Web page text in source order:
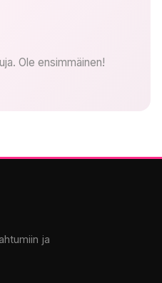
Ole ensimmäinen!
ja